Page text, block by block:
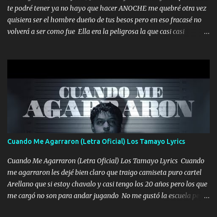
te podré tener ya no hayo que hacer ANOCHE me quebré otra vez
quisiera ser el hombre dueño de tus besos pero en eso fracasé no
volverá a ser como fue Ella era la peligrosa la que casi casi
Música Amar me duele estoy rodeado de mujeres pero solo
quieren billetes y yo que solo ocupo verte Recuerdo echábamos
pasión en la troca tus labios besándome yo quitándote la ropa no
quiero que sea nunca con otra yo quiero llevarte a la Luna y si
quieres en ese momento te pido que seas mi esposa Chingada
madre no quiero dejar de tenerte no ayuda la p'uta loquera y al
chile quisiera ser menos de ti dependiente la pinche tristeza me
encierra princesa tu sabes que nunca saldras de mi mente Ella era
la peligro...
Cuando Me Agarraron (Letra Oficial) Los Tamayo Lyrics
Cuando Me Agarraron (Letra Oficial) Los Tamayo Lyrics Cuando
me agarraron les dejé bien claro que traigo camiseta puro cartel
Arellano que si estoy chavalo y casi tengo los 20 años pero los que
me cargó no son para andar jugando No me gustó la escuela pero